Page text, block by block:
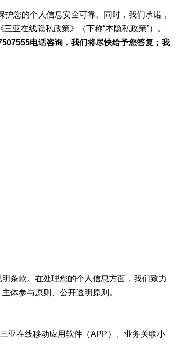
您的个人信息安全可靠。同时，我们承诺，
亚在线隐私政策》（下称“本隐私政策”）。
电话咨询，我们将尽快给予您答复；我
条款。在处理您的个人信息方面，我们致力
体参与原则、公开透明原则。
亚在线移动应用软件（APP）、业务关联小